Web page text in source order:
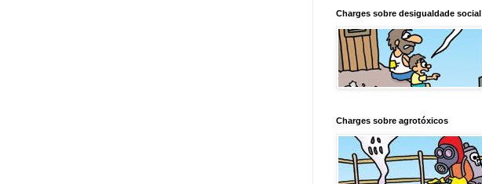
Charges sobre desigualdade social
Charges sobre agrotóxicos